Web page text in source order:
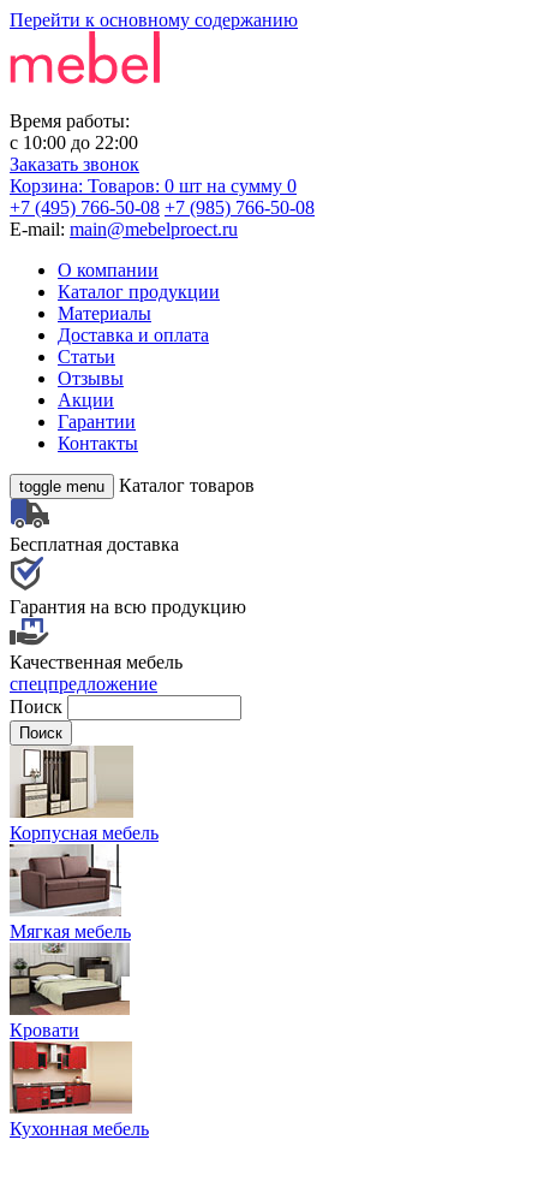
Перейти к основному содержанию
Время работы:
с 10:00 до 22:00
Заказать звонок
Корзина: Товаров: 0 шт на сумму 0
+7 (495) 766-50-08 +7 (985) 766-50-08
E-mail: main@mebelproect.ru
О компании
Каталог продукции
Материалы
Доставка и оплата
Статьи
Отзывы
Акции
Гарантии
Контакты
toggle menu Каталог товаров
Бесплатная доставка
Гарантия на всю продукцию
Качественная мебель
спецпредложение
Поиск
Корпусная мебель
Мягкая мебель
Кровати
Кухонная мебель